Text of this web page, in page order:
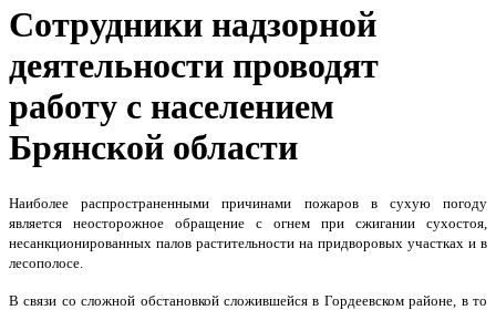
Сотрудники надзорной
деятельности проводят
работу с населением
Брянской области
Наиболее распространенными причинами пожаров в сухую погоду
является неосторожное обращение с огнем при сжигании сухостоя,
несанкционированных палов растительности на придворовых участках и в
лесополосе.
В связи со сложной обстановкой сложившейся в Гордеевском районе, в то